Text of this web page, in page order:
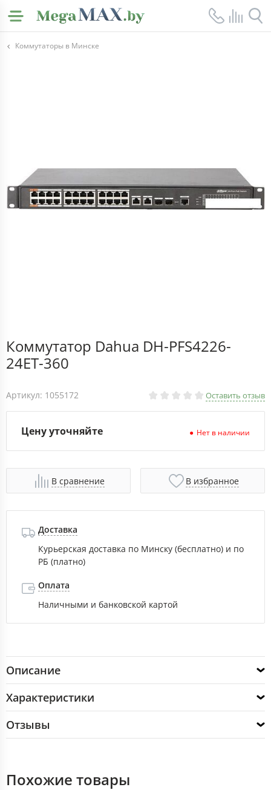
Коммутаторы в Минске
Коммутатор Dahua DH-PFS4226-
24ET-360
Артикул: 1055172 Оставить отзыв
Цену уточняйте Нет в наличии
В сравнение В избранное
Доставка
Курьерская доставка по Минску (бесплатно) и по
РБ (платно)
Оплата
Наличными и банковской картой
Описание
Характеристики
Отзывы
Похожие товары